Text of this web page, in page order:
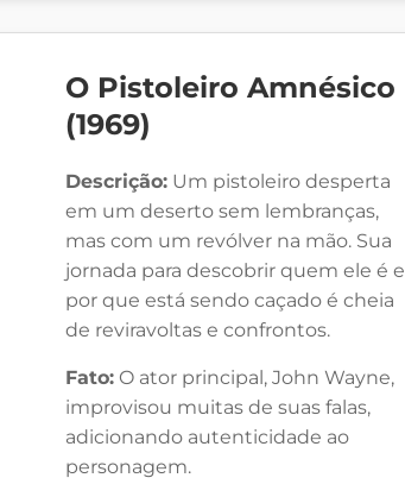
O Pistoleiro Amnésico
(1969)
Descrição: Um pistoleiro desperta
em um deserto sem lembranças,
mas com um revólver na mão. Sua
jornada para descobrir quem ele é e
por que está sendo caçado é cheia
de reviravoltas e confrontos.
Fato: O ator principal, John Wayne,
improvisou muitas de suas falas,
adicionando autenticidade ao
personagem.